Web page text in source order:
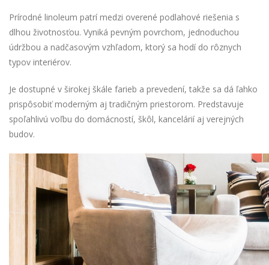
Prírodné linoleum patrí medzi overené podlahové riešenia s
dlhou životnosťou. Vyniká pevným povrchom, jednoduchou
údržbou a nadčasovým vzhľadom, ktorý sa hodí do rôznych
typov interiérov.
Je dostupné v širokej škále farieb a prevedení, takže sa dá ľahko
prispôsobiť moderným aj tradičným priestorom. Predstavuje
spoľahlivú voľbu do domácností, škôl, kancelárií aj verejných
budov.